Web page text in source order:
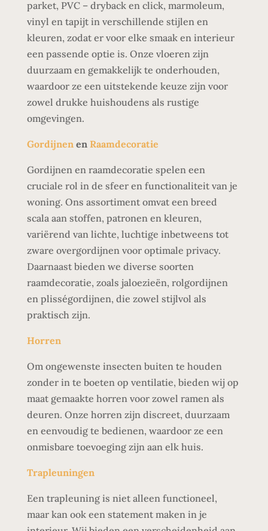
parket, PVC – dryback en click, marmoleum,
vinyl en tapijt in verschillende stijlen en
kleuren, zodat er voor elke smaak en interieur
een passende optie is. Onze vloeren zijn
duurzaam en gemakkelijk te onderhouden,
waardoor ze een uitstekende keuze zijn voor
zowel drukke huishoudens als rustige
omgevingen.
Gordijnenen Raamdecoratie
Gordijnen en raamdecoratie spelen een
cruciale rol in de sfeer en functionaliteit van je
woning. Ons assortiment omvat een breed
scala aan stoffen, patronen en kleuren,
variërend van lichte, luchtige inbetweens tot
zware overgordijnen voor optimale privacy.
Daarnaast bieden we diverse soorten
raamdecoratie, zoals jaloezieën, rolgordijnen
en plisségordijnen, die zowel stijlvol als
praktisch zijn.
Horren
Om ongewenste insecten buiten te houden
zonder in te boeten op ventilatie, bieden wij op
maat gemaakte horren voor zowel ramen als
deuren. Onze horren zijn discreet, duurzaam
en eenvoudig te bedienen, waardoor ze een
onmisbare toevoeging zijn aan elk huis.
Trapleuningen
Een trapleuning is niet alleen functioneel,
maar kan ook een statement maken in je